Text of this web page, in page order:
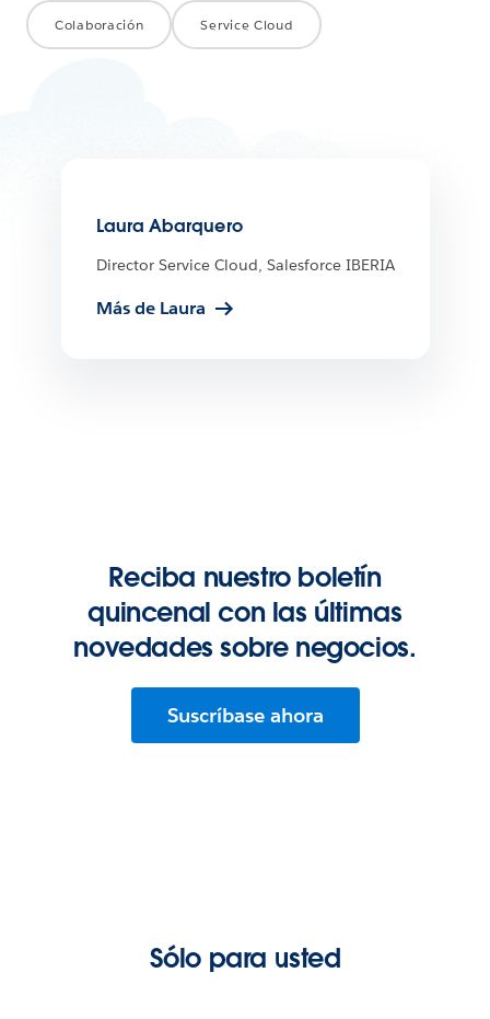
Colaboración Service Cloud
Laura Abarquero
Director Service Cloud, Salesforce IBERIA
Más de Laura
Reciba nuestro boletín
quincenal con las últimas
novedades sobre negocios.
Suscríbase ahora
Sólo para usted